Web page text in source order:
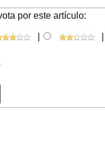
por este artículo: